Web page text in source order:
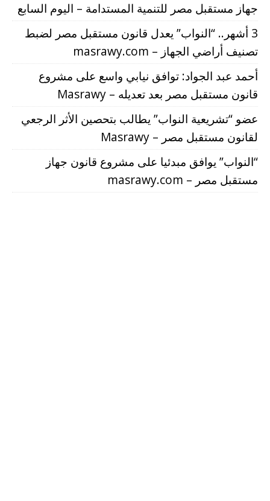
جهاز مستقبل مصر للتنمية المستدامة – اليوم السابع
3 أشهر.. “النواب” يعدل قانون مستقبل مصر لضبط
تصنيف أراضي الجهاز – masrawy.com
أحمد عبد الجواد: توافق نيابي واسع على مشروع
قانون مستقبل مصر بعد تعديله – Masrawy
عضو “تشريعية النواب” يطالب بتحصين الأثر الرجعي
لقانون مستقبل مصر – Masrawy
“النواب” يوافق مبدئيا على مشروع قانون جهاز
مستقبل مصر – masrawy.com